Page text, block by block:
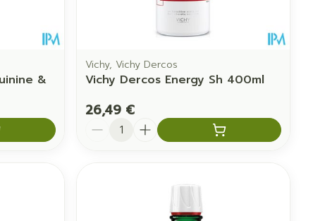
&
Vichy, Vichy Dercos
Vichy Dercos Energy Sh 400ml
26,49 €
Quantité